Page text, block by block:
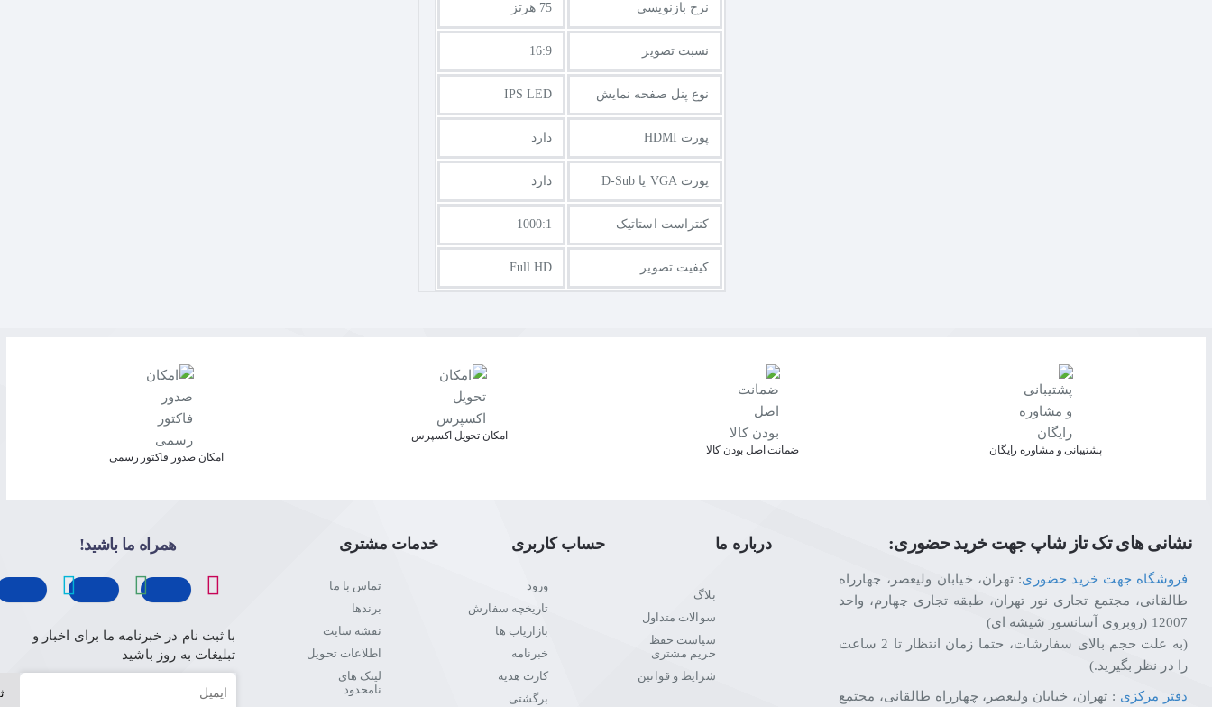
نرخ بازنویسی 75 هرتز
نسبت تصویر 16:9
نوع پنل صفحه نمایش IPS LED
پورت HDMI دارد
پورت VGA یا D-Sub دارد
کنتراست استاتیک 1000:1
کیفیت تصویر Full HD
پشتیبانی و مشاوره رایگان ﺿﻤﺎﻧﺖ اﺻﻞ ﺑﻮدن ﮐﺎﻟﺎ
اﻣﮑﺎن ﺗﺤﻮﯾﻞ اﮐﺴﭙﺮس
امکان صدور فاکتور رسمی
نشانی های تک تاز شاپ جهت خرید حضوری:
فروشگاه جهت خرید حضوری: تهران، خیابان ولیعصر، چهارراه
طالقانی، مجتمع تجاری نور تهران، طبقه تجاری چهارم، واحد
12007 (روبروی آسانسور شیشه ای)
(به علت حجم بالای سفارشات، حتما زمان انتظار تا 2 ساعت
را در نظر بگیرید.)
دفتر مرکزی : تهران، خیابان ولیعصر، چهارراه طالقانی، مجتمع
درباره ما
بلاگ
سوالات متداول
سیاست حفظ
حریم مشتری
شرایط و قوانین
حساب کاربری
ورود
تاریخچه سفارش
بازاریاب ها
خبرنامه
کارت هدیه
برگشتی
خدمات مشتری
تماس با ما
برندها
نقشه سایت
اطلاعات تحویل
لینک های
نامحدود
همراه ما باشید!
با ثبت نام در خبرنامه ما برای اخبار و
تبلیغات به روز باشید
ایمیل